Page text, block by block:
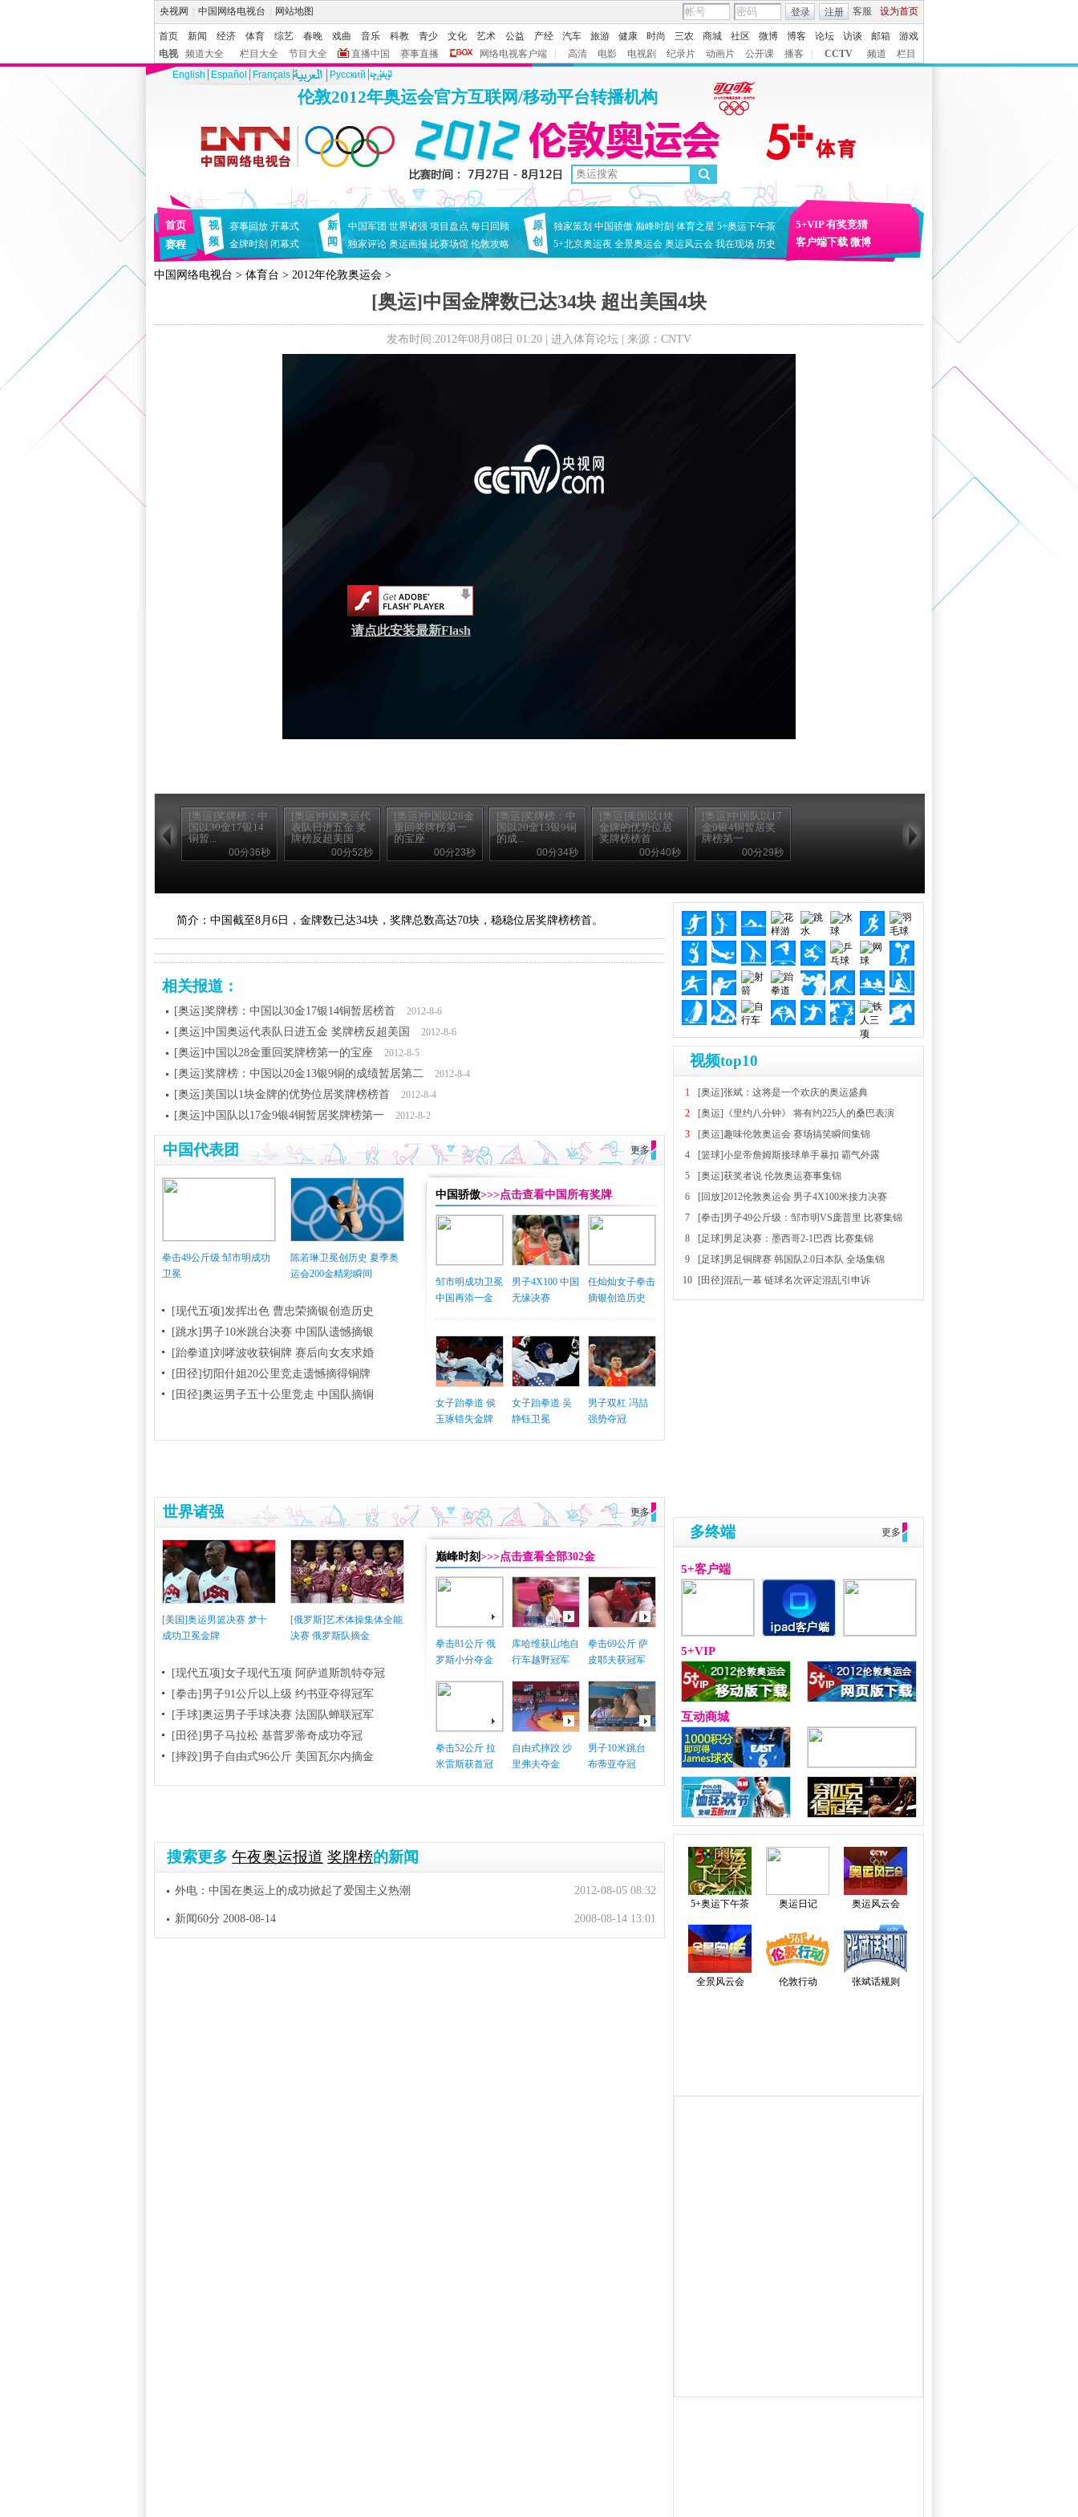
央视网 中国网络电视台 网站地图 客服 设为首页
登录 注册
首页 新闻 经济 体育 综艺 春晚 戏曲 音乐 科教 青少 文化 艺术 公益 产经 汽车 旅游 健康 时尚 三农 商城 社区 微博 博客 论坛 访谈 邮箱
游戏
电视
频道大全 栏目大全 节目大全 直播中国 赛事直播 网络电视客户端 高清 电影 电视剧 纪录片 动画片 公开课 播客 CCTV 频道
栏目
English
Español Français Pусский
伦敦2012年奥运会官方互联网/移动平台转播机构
首页
赛程
视
频
赛事回放 开幕式
金牌时刻 闭幕式
新
闻
中国军团 世界诸强 项目盘点 每日回顾
独家评论 奥运画报 比赛场馆 伦敦攻略
原
创
独家策划 中国骄傲 巅峰时刻 体育之星 5+奥运下午茶
5+北京奥运夜 全景奥运会 奥运风云会 我在现场 历史
5+VIP 有奖竞猜
客户端下载 微博
中国网络电视台 > 体育台 > 2012年伦敦奥运会 >
[奥运]中国金牌数已达34块 超出美国4块
发布时间:2012年08月08日 01:20 | 进入体育论坛 | 来源：CNTV
请点此安装最新Flash
[奥运]奖牌榜：中
国以30金17银14
铜暂...
00分36秒
[奥运]中国奥运代
表队日进五金 奖
牌榜反超美国
00分52秒
[奥运]中国以28金
重回奖牌榜第一
的宝座
00分23秒
[奥运]奖牌榜：中
国以20金13银9铜
的成...
00分34秒
[奥运]美国以1块
金牌的优势位居
奖牌榜榜首
00分40秒
[奥运]中国队以17
金9银4铜暂居奖
牌榜第一
00分29秒
简介：中国截至8月6日，金牌数已达34块，奖牌总数高达70块，稳稳位居奖牌榜榜首。
相关报道：
[奥运]奖牌榜：中国以30金17银14铜暂居榜首 2012-8-6
[奥运]中国奥运代表队日进五金 奖牌榜反超美国 2012-8-6
[奥运]中国以28金重回奖牌榜第一的宝座 2012-8-5
[奥运]奖牌榜：中国以20金13银9铜的成绩暂居第二 2012-8-4
[奥运]美国以1块金牌的优势位居奖牌榜榜首 2012-8-4
[奥运]中国队以17金9银4铜暂居奖牌榜第一 2012-8-2
中国代表团 更多
拳击49公斤级 邹市明成功
卫冕
陈若琳卫冕创历史 夏季奥
运会200金精彩瞬间
[现代五项]发挥出色 曹忠荣摘银创造历史
[跳水]男子10米跳台决赛 中国队遗憾摘银
[跆拳道]刘哮波收获铜牌 赛后向女友求婚
[田径]切阳什姐20公里竞走遗憾摘得铜牌
[田径]奥运男子五十公里竞走 中国队摘铜
中国骄傲>>>点击查看中国所有奖牌
邹市明成功卫冕
中国再添一金
男子4X100 中国
无缘决赛
任灿灿女子拳击
摘银创造历史
女子跆拳道 侯
玉琢错失金牌
女子跆拳道 吴
静钰卫冕
男子双杠 冯喆
强势夺冠
世界诸强 更多
[美国]奥运男篮决赛 梦十
成功卫冕金牌
[俄罗斯]艺术体操集体全能
决赛 俄罗斯队摘金
[现代五项]女子现代五项 阿萨道斯凯特夺冠
[拳击]男子91公斤以上级 约书亚夺得冠军
[手球]奥运男子手球决赛 法国队蝉联冠军
[田径]男子马拉松 基普罗蒂奇成功夺冠
[摔跤]男子自由式96公斤 美国瓦尔内摘金
巅峰时刻>>>点击查看全部302金
拳击81公斤 俄
罗斯小分夺金
库哈维获山地自
行车越野冠军
拳击69公斤 萨
皮耶夫获冠军
拳击52公斤 拉
米雷斯获首冠
自由式摔跤 沙
里弗夫夺金
男子10米跳台
布蒂亚夺冠
搜索更多 午夜奥运报道 奖牌榜的新闻
2012-08-05 08:32
外电：中国在奥运上的成功掀起了爱国主义热潮
2008-08-14 13:01
新闻60分 2008-08-14
视频top10
1
[奥运]张斌：这将是一个欢庆的奥运盛典
2
[奥运]《里约八分钟》 将有约225人的桑巴表演
3
[奥运]趣味伦敦奥运会 赛场搞笑瞬间集锦
4
[篮球]小皇帝詹姆斯接球单手暴扣 霸气外露
5
[奥运]获奖者说 伦敦奥运赛事集锦
6
[回放]2012伦敦奥运会 男子4X100米接力决赛
7
[拳击]男子49公斤级：邹市明VS庞普里 比赛集锦
8
[足球]男足决赛：墨西哥2-1巴西 比赛集锦
9
[足球]男足铜牌赛 韩国队2:0日本队 全场集锦
10
[田径]混乱一幕 链球名次评定混乱引申诉
多终端 更多
5+客户端
5+VIP
互动商城
5+奥运下午茶 奥运日记 奥运风云会
全景风云会 伦敦行动 张斌话规则